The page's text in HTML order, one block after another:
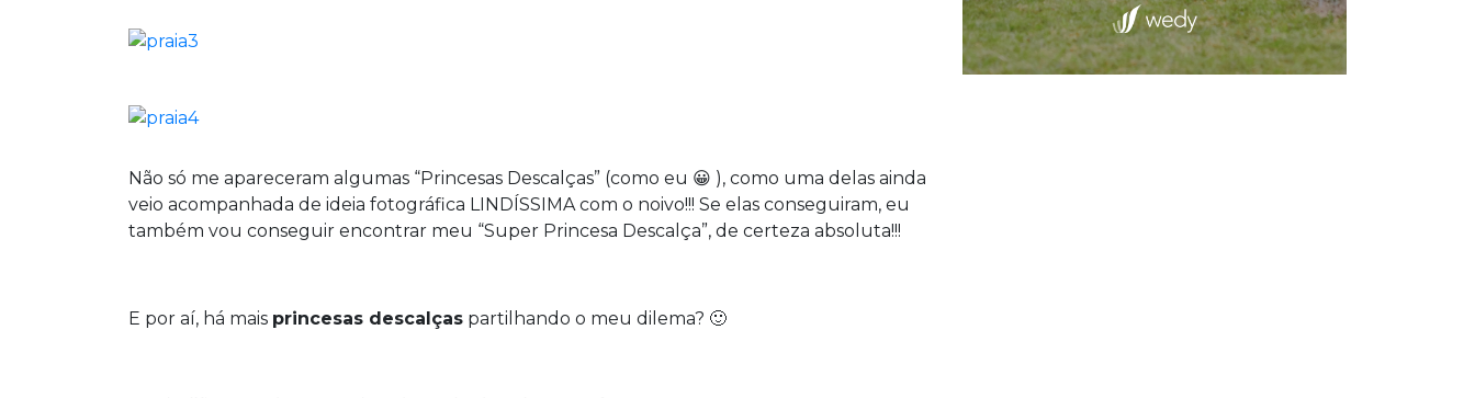
Não só me apareceram algumas “Princesas Descalças” (como eu 😀 ), como uma delas ainda
veio acompanhada de ideia fotográfica LINDÍSSIMA com o noivo!!! Se elas conseguiram, eu
também vou conseguir encontrar meu “Super Princesa Descalça”, de certeza absoluta!!!
E por aí, há mais princesas descalças partilhando o meu dilema? 🙂